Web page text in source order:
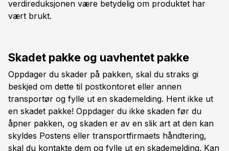
verdireduksjonen være betydelig om produktet har
vært brukt.
Skadet pakke og uavhentet pakke
Oppdager du skader på pakken, skal du straks gi
beskjed om dette til postkontoret eller annen
transportør og fylle ut en skademelding. Hent ikke ut
en skadet pakke! Oppdager du ikke skaden før du
åpner pakken, og skaden er av en slik art at den kan
skyldes Postens eller transportfirmaets håndtering,
skal du kontakte dem og fylle ut en skademelding. Kan